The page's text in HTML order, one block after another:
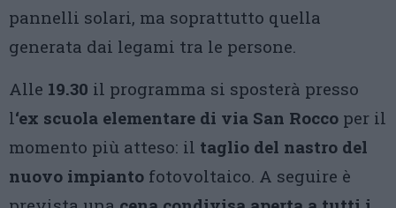
pannelli solari, ma soprattutto quella
generata dai legami tra le persone.
Alle 19.30 il programma si sposterà presso
l‘ex scuola elementare di via San Rocco per il
momento più atteso: il taglio del nastro del
nuovo impianto fotovoltaico. A seguire è